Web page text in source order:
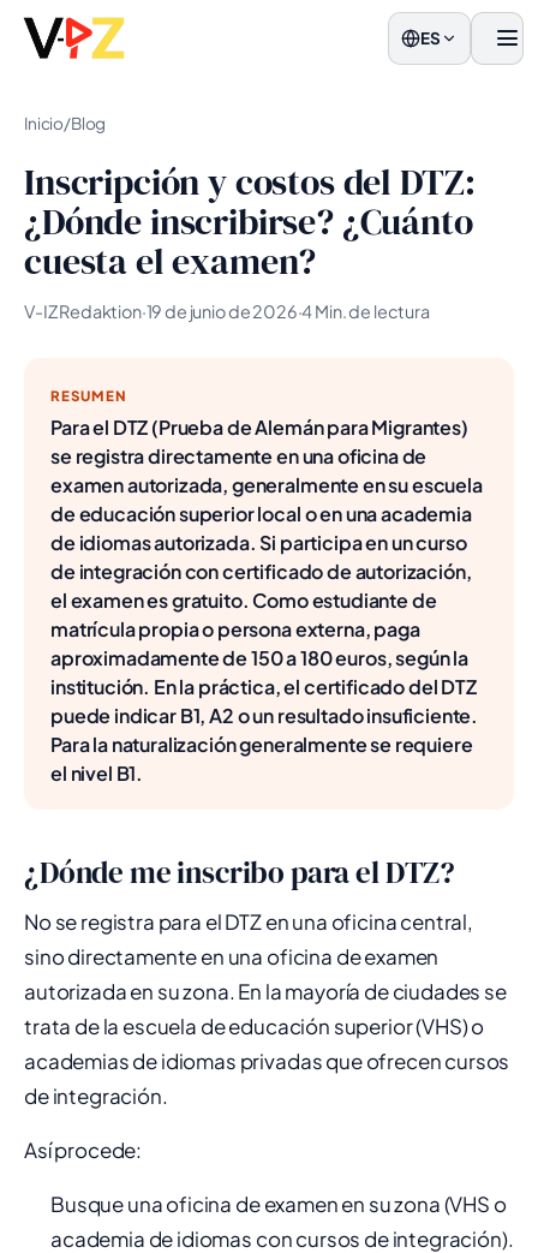
ES
Inicio/Blog
Inscripción y costos del DTZ:
¿Dónde inscribirse? ¿Cuánto
cuesta el examen?
V-IZ Redaktion·19 de junio de 2026·4 Min. de lectura
RESUMEN
Para el DTZ (Prueba de Alemán para Migrantes)
se registra directamente en una oficina de
examen autorizada, generalmente en su escuela
de educación superior local o en una academia
de idiomas autorizada. Si participa en un curso
de integración con certificado de autorización,
el examen es gratuito. Como estudiante de
matrícula propia o persona externa, paga
aproximadamente de 150 a 180 euros, según la
institución. En la práctica, el certificado del DTZ
puede indicar B1, A2 o un resultado insuficiente.
Para la naturalización generalmente se requiere
el nivel B1.
¿Dónde me inscribo para el DTZ?
No se registra para el DTZ en una oficina central,
sino directamente en una oficina de examen
autorizada en su zona. En la mayoría de ciudades se
trata de la escuela de educación superior (VHS) o
academias de idiomas privadas que ofrecen cursos
de integración.
Así procede:
Busque una oficina de examen en su zona (VHS o
academia de idiomas con cursos de integración).